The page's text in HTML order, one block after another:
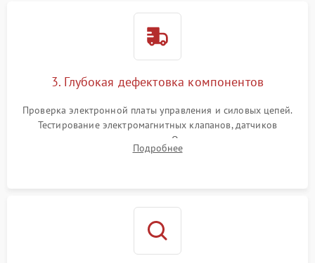
3. Глубокая дефектовка компонентов
Проверка электронной платы управления и силовых цепей.
Тестирование электромагнитных клапанов, датчиков
температуры и расходомера. Оценка степени износа
жерновов кофемолки, уплотнительных колец гидросистемы
Подробнее